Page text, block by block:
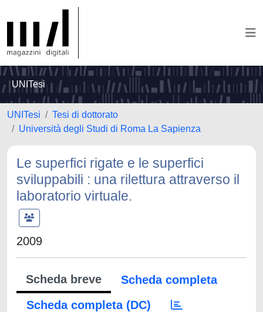
UNITesi
UNITesi
Tesi di dottorato
Università degli Studi di Roma La Sapienza
Le superfici rigate e le superfici
sviluppabili : una rilettura attraverso il
laboratorio virtuale.
2009
Scheda breve
Scheda completa
Scheda completa (DC)